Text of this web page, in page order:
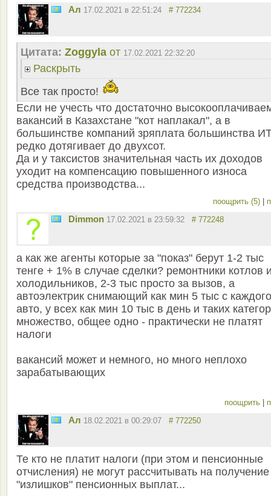
Ал 17.02.2021 в 22:51:24 # 772234
Цитата: Zoggyla от 17.02.2021 22:32:20
Раскрыть
Все так просто!
Если не учесть что достаточно
вакансий в Казахстане "кот наплакал", а в
большинстве компаний зряплата большинства
редко дотягивает до двухсот.
Да и у таксистов значительная часть их доходов
уходит на компенсацию повышенного износа
средства производства...
поощрить (5)
Dimmon 17.02.2021 в 23:59:32 # 772248
а как же агенты которые за "показ" берут 1-2 тыс
тенге + 1% в случае сделки? ремонтники котлов
холодильников, 2-3 тыс просто за вызов, а
автоэлектрик снимающий как мин 5 тыс с каждого
авто, у всех как мин 10 тыс в день и таких
множество, общее одно - практически не платят
налоги
вакансий может и немного, но много неплохо
зарабатывающих
поощрить
Ал 18.02.2021 в 00:29:07 # 772250
Те кто не платит налоги (при этом и пенсионные
отчисления) не могут рассчитывать на получение
"излишков" пенсионных выплат...